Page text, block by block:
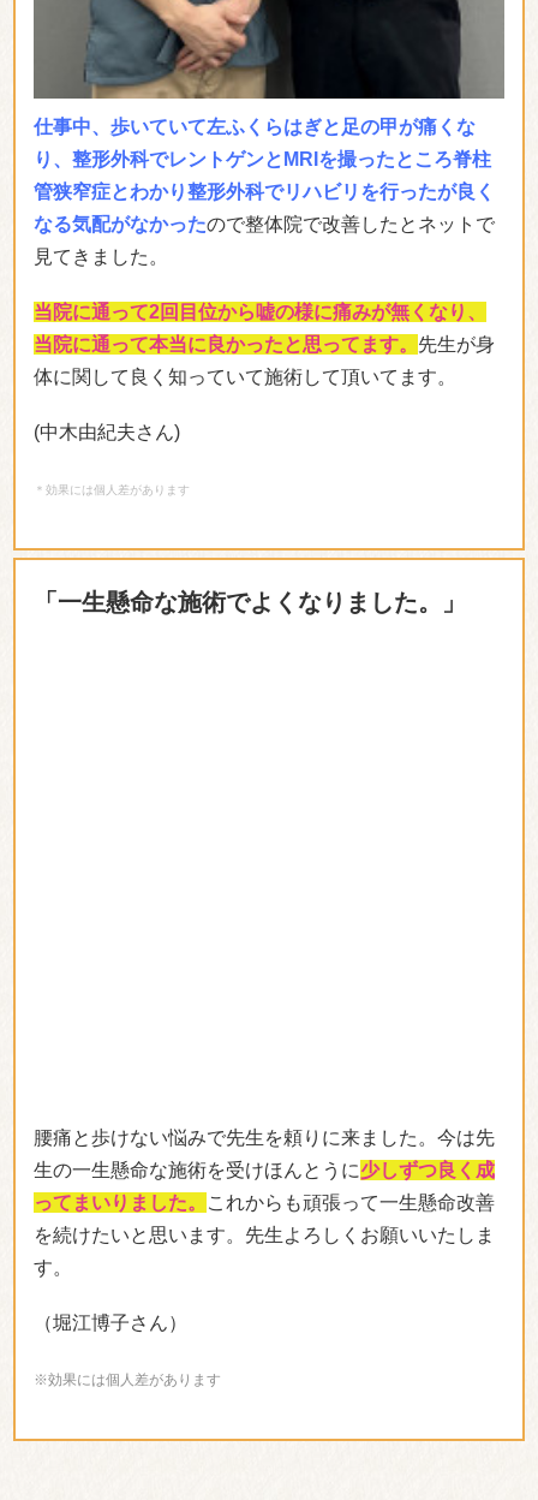
仕事中、歩いていて左ふくらはぎと足の甲が痛くな
り、整形外科でレントゲンとMRIを撮ったところ脊柱
管狭窄症とわかり整形外科でリハビリを行ったが良く
なる気配がなかったので整体院で改善したとネットで
見てきました。
当院に通って2回目位から嘘の様に痛みが無くなり、
当院に通って本当に良かったと思ってます。 先生が身
体に関して良く知っていて施術して頂いてます。
(中木由紀夫さん)
＊効果には個人差があります
「一生懸命な施術でよくなりました。」
腰痛と歩けない悩みで先生を頼りに来ました。今は先
生の一生懸命な施術を受けほんとうに少しずつ良く成
ってまいりました。
これからも頑張って一生懸命改善
を続けたいと思います。先生よろしくお願いいたしま
す。
（堀江博子さん）
※効果には個人差があります